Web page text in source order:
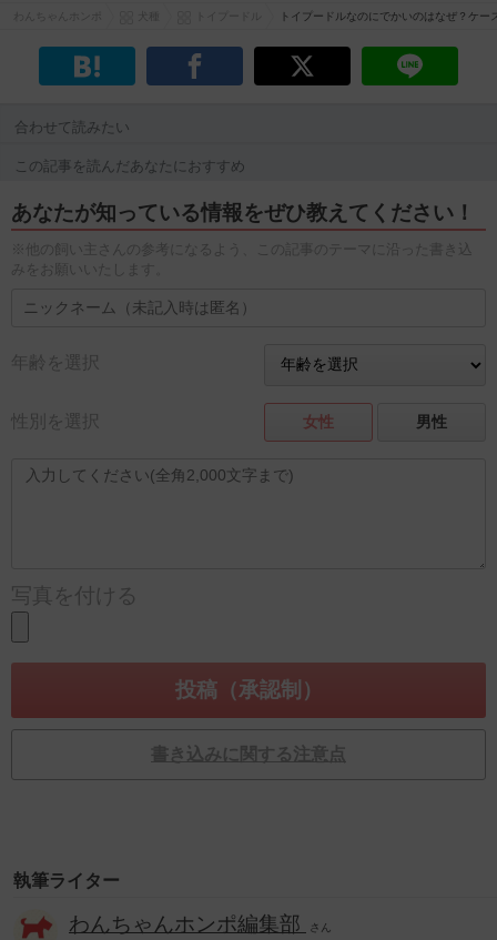
トイプードルなのにでかいのはなぜ？ケ
合わせて読みたい
この記事を読んだあなたにおすすめ
あなたが知っている情報をぜひ教えてください！
※他の飼い主さんの参考になるよう、この記事のテーマに沿った書き込
みをお願いいたします。
年齢を選択
性別を選択 女性 男性
写真を付ける
書き込みに関する注意点
執筆ライター
わんちゃんホンポ編集部 さん